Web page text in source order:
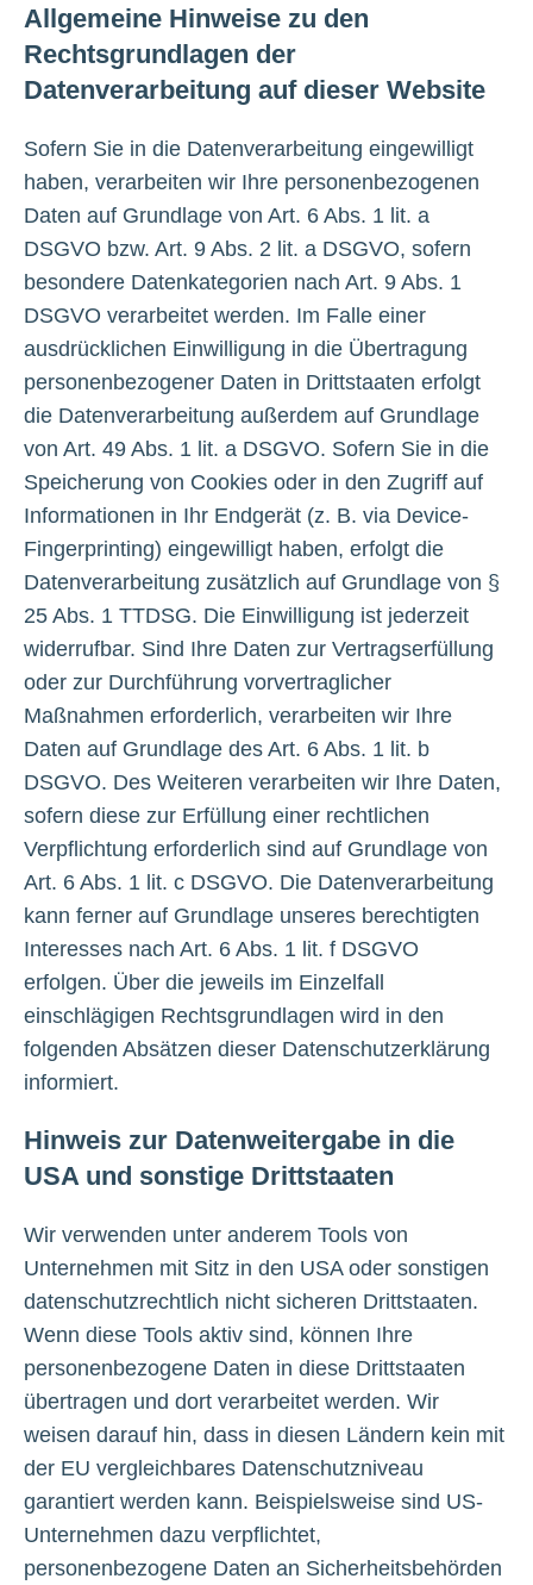
Allgemeine Hinweise zu den
Rechtsgrundlagen der
Datenverarbeitung auf dieser Website
Sofern Sie in die Datenverarbeitung eingewilligt
haben, verarbeiten wir Ihre personenbezogenen
Daten auf Grundlage von Art. 6 Abs. 1 lit. a
DSGVO bzw. Art. 9 Abs. 2 lit. a DSGVO, sofern
besondere Datenkategorien nach Art. 9 Abs. 1
DSGVO verarbeitet werden. Im Falle einer
ausdrücklichen Einwilligung in die Übertragung
personenbezogener Daten in Drittstaaten erfolgt
die Datenverarbeitung außerdem auf Grundlage
von Art. 49 Abs. 1 lit. a DSGVO. Sofern Sie in die
Speicherung von Cookies oder in den Zugriff auf
Informationen in Ihr Endgerät (z. B. via Device-
Fingerprinting) eingewilligt haben, erfolgt die
Datenverarbeitung zusätzlich auf Grundlage von §
25 Abs. 1 TTDSG. Die Einwilligung ist jederzeit
widerrufbar. Sind Ihre Daten zur Vertragserfüllung
oder zur Durchführung vorvertraglicher
Maßnahmen erforderlich, verarbeiten wir Ihre
Daten auf Grundlage des Art. 6 Abs. 1 lit. b
DSGVO. Des Weiteren verarbeiten wir Ihre Daten,
sofern diese zur Erfüllung einer rechtlichen
Verpflichtung erforderlich sind auf Grundlage von
Art. 6 Abs. 1 lit. c DSGVO. Die Datenverarbeitung
kann ferner auf Grundlage unseres berechtigten
Interesses nach Art. 6 Abs. 1 lit. f DSGVO
erfolgen. Über die jeweils im Einzelfall
einschlägigen Rechtsgrundlagen wird in den
folgenden Absätzen dieser Datenschutzerklärung
informiert.
Hinweis zur Datenweitergabe in die
USA und sonstige Drittstaaten
Wir verwenden unter anderem Tools von
Unternehmen mit Sitz in den USA oder sonstigen
datenschutzrechtlich nicht sicheren Drittstaaten.
Wenn diese Tools aktiv sind, können Ihre
personenbezogene Daten in diese Drittstaaten
übertragen und dort verarbeitet werden. Wir
weisen darauf hin, dass in diesen Ländern kein mit
der EU vergleichbares Datenschutzniveau
garantiert werden kann. Beispielsweise sind US-
Unternehmen dazu verpflichtet,
personenbezogene Daten an Sicherheitsbehörden